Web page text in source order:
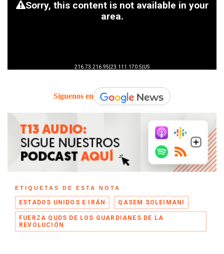
Síguenos en
ETIQUETAS DE ESTA NOTA
ESTADOS UNIDOS E IRÁN QASEM SOLEIMANI
FUERZA QUDS DE LOS GUARDIANES DE LA
REVOLUCIÓN